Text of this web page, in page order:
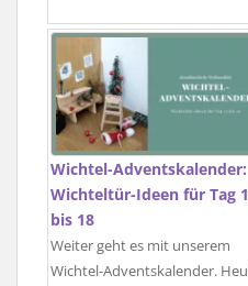
Wichtel-Adventskalender:
Wichteltür-Ideen für Tag
bis 18
Weiter geht es mit unserem
Wichtel-Adventskalender.